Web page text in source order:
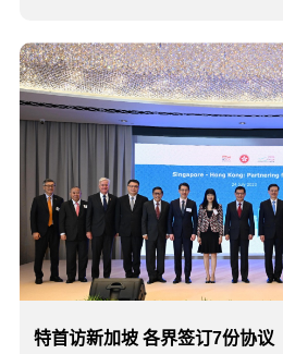
特首访新加坡 各界签订7份协议